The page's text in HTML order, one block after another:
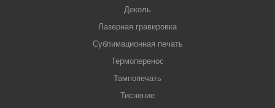
Деколь
Лазерная гравировка
Сублимационная печать
Термоперенос
Тампопечать
Тиснение